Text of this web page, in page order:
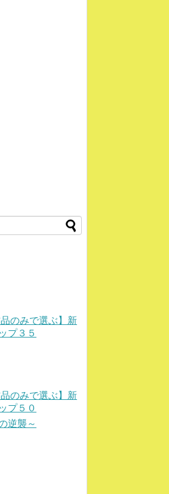
のみで選ぶ】新
プ３５
のみで選ぶ】新
プ５０
逆襲～